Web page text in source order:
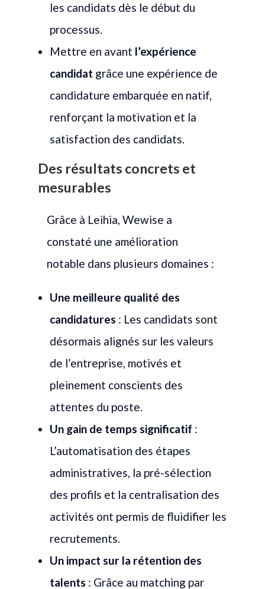
les candidats dès le début du
processus.
Mettre en avant l’expérience
candidat grâce une expérience de
candidature embarquée en natif,
renforçant la motivation et la
satisfaction des candidats.
Des résultats concrets et
mesurables
Grâce à Leihia, Wewise a
constaté une amélioration
notable dans plusieurs domaines :
Une meilleure qualité des
candidatures : Les candidats sont
désormais alignés sur les valeurs
de l’entreprise, motivés et
pleinement conscients des
attentes du poste.
Un gain de temps significatif :
L’automatisation des étapes
administratives, la pré-sélection
des profils et la centralisation des
activités ont permis de fluidifier les
recrutements.
Un impact sur la rétention des
talents : Grâce au matching par